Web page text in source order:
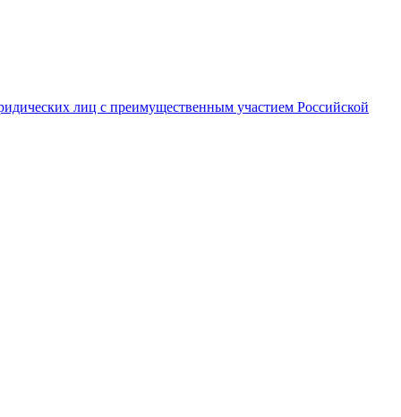
лиц с преимущественным участием Российской